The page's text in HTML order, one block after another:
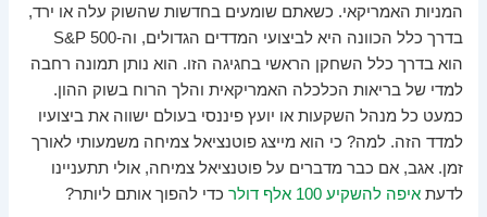
המניות האמריקאי. כשאתם שומעים בחדשות שהשוק עלה או ירד,
בדרך כלל הכוונה היא לביצועי המדדים הגדולים, וה-S&P 500
הוא בדרך כלל השחקן הראשי בחגיגה הזו. הוא נותן תמונה רחבה
למדי של בריאות הכלכלה האמריקאית והלך הרוח בשוק ההון.
כמעט כל מנהל השקעות או יועץ פיננסי בעולם ישווה את ביצועיו
למדד הזה. למה? כי הוא מייצג פוטנציאל צמיחה משמעותי לאורך
זמן. אגב, אם כבר מדברים על פוטנציאל צמיחה, אולי תתעניינו
לדעתאיפה להשקיע 100 אלף דולר כדי להפוך אותם ליותר?